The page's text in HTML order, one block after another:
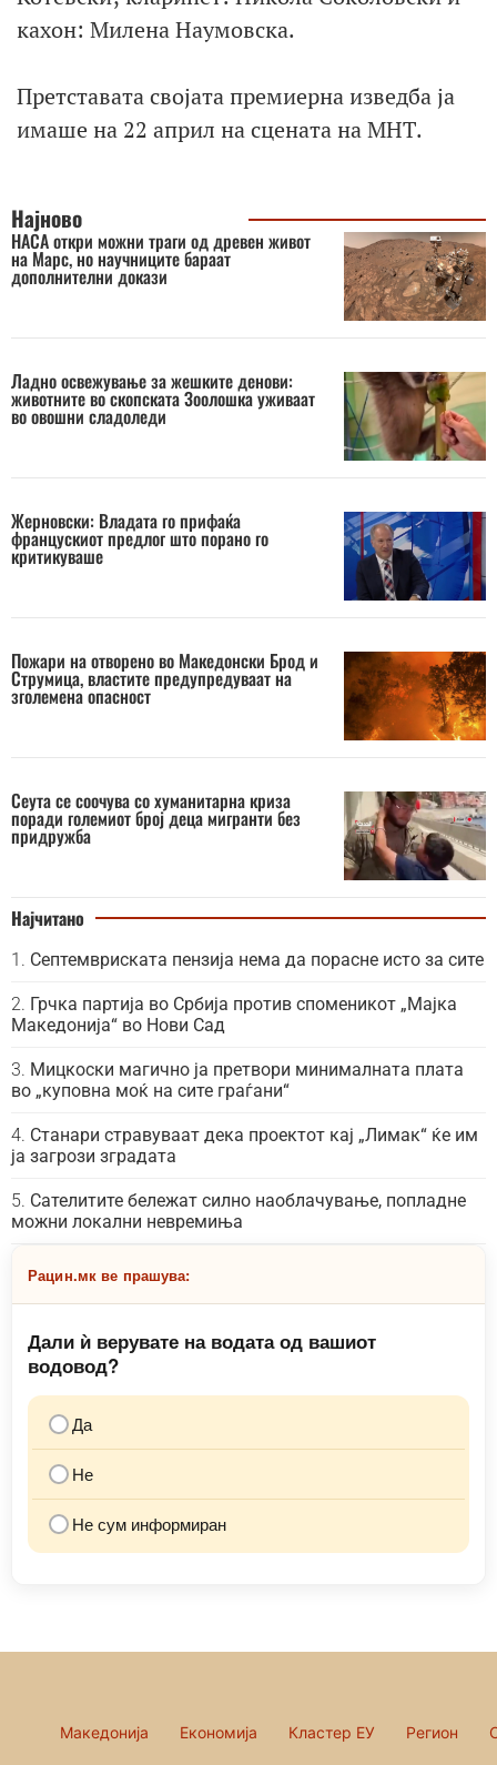
кахон: Милена Наумовска.
Претставата својата премиерна изведба ја
имаше на 22 април на сцената на МНТ.
Најново
НАСА откри можни траги од древен живот
на Марс, но научниците бараат
дополнителни докази
Ладно освежување за жешките денови:
животните во скопската Зоолошка уживаат
во овошни сладоледи
Жерновски: Владата го прифаќа
францускиот предлог што порано го
критикуваше
Пожари на отворено во Македонски Брод и
Струмица, властите предупредуваат на
зголемена опасност
Сеута се соочува со хуманитарна криза
поради големиот број деца мигранти без
придружба
Најчитано
Септемвриската пензија нема да порасне исто за сите
Грчка партија во Србија против споменикот „Мајка
Македонија“ во Нови Сад
Мицкоски магично ја претвори минималната плата
во „куповна моќ на сите граѓани“
Станари стравуваат дека проектот кај „Лимак“ ќе им
ја загрози зградата
Сателитите бележат силно наоблачување, попладне
можни локални невремиња
Рацин.мк ве прашува:
Дали ѝ верувате на водата од вашиот
водовод?
Да
Не
Не сум информиран
Македонија Економија Кластер ЕУ Регион